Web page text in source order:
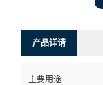
产品详请
主要用途